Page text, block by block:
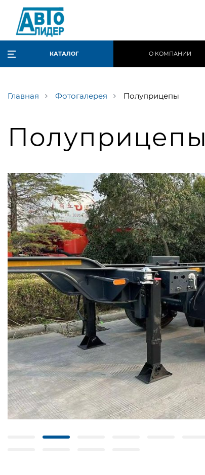
КАТАЛОГ О КОМПАНИИ
Главная фотогалерея Полуприцепы
Полуприцепы